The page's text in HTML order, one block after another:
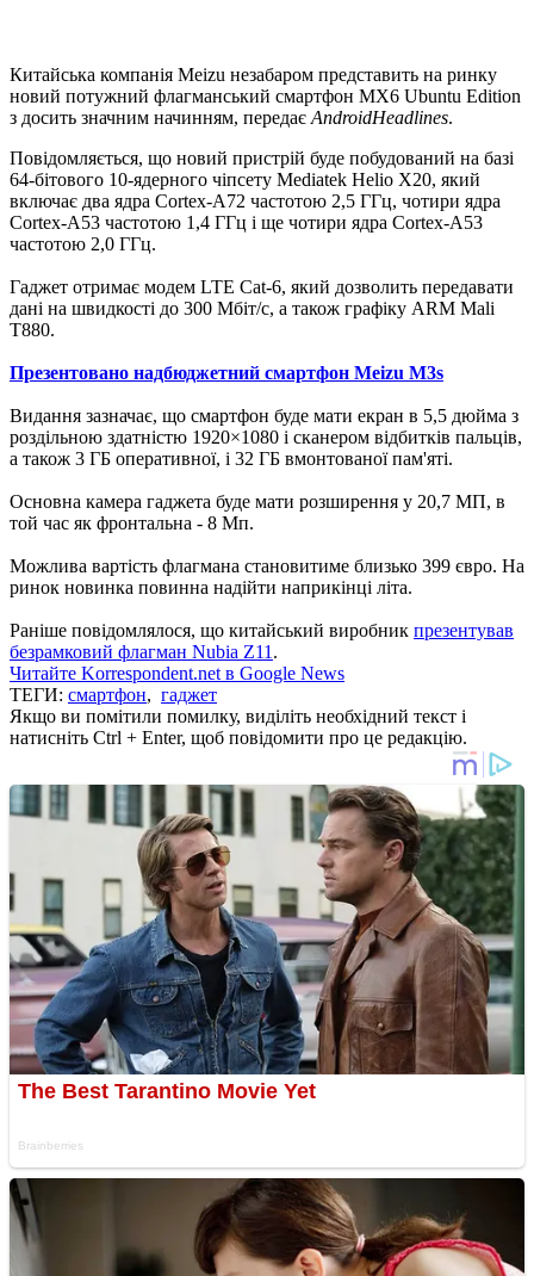
Китайська компанія Meizu незабаром представить на ринку
новий потужний флагманський смартфон MX6 Ubuntu Edition
з досить значним начинням, передає AndroidHeadlines.
Повідомляється, що новий пристрій буде побудований на базі
64-бітового 10-ядерного чіпсету Mediatek Helio X20, який
включає два ядра Cortex-A72 частотою 2,5 ГГц, чотири ядра
Cortex-A53 частотою 1,4 ГГц і ще чотири ядра Cortex-A53
частотою 2,0 ГГц.
Гаджет отримає модем LTE Cat-6, який дозволить передавати
дані на швидкості до 300 Мбіт/с, а також графіку ARM Mali
T880.
Презентовано надбюджетний смартфон Meizu M3s
Видання зазначає, що смартфон буде мати екран в 5,5 дюйма з
роздільною здатністю 1920×1080 і сканером відбитків пальців,
а також 3 ГБ оперативної, і 32 ГБ вмонтованої пам'яті.
Основна камера гаджета буде мати розширення у 20,7 МП, в
той час як фронтальна - 8 Мп.
Можлива вартість флагмана становитиме близько 399 євро. На
ринок новинка повинна надійти наприкінці літа.
Раніше повідомлялося, що китайський виробник презентував
безрамковий флагман Nubia Z11 .
Читайте Korrespondent.net в Google News
ТЕГИ: смартфон, гаджет
Якщо ви помітили помилку, виділіть необхідний текст і
натисніть Ctrl + Enter, щоб повідомити про це редакцію.